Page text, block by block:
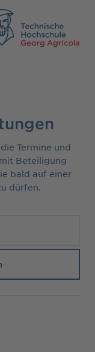
Termine und
Beteiligung
bald auf einer
dürfen.